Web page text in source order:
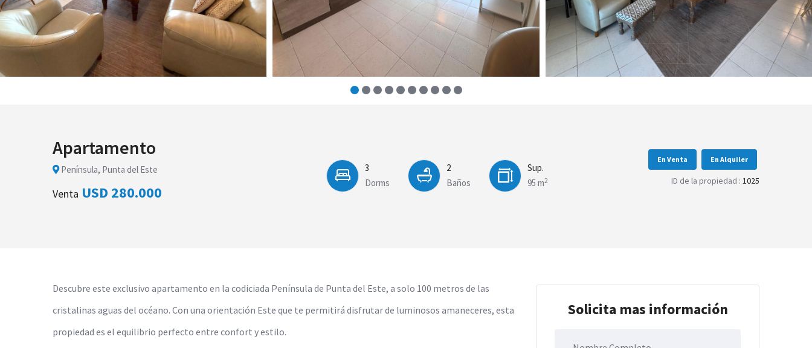
Apartamento
Península, Punta del Este
Venta USD 280.000
3
Dorms
2
Baños
Sup.
95 m2
En Venta En Alquiler
ID de la propiedad : 1025
Descubre este exclusivo apartamento en la codiciada Península de Punta del Este, a solo 100 metros de las
cristalinas aguas del océano. Con una orientación Este que te permitirá disfrutar de luminosos amaneceres, esta
propiedad es el equilibrio perfecto entre confort y estilo.
Solicita mas información